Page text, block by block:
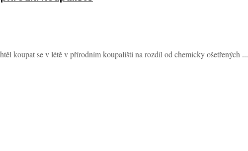
koupat se v létě v přírodním koupališti na rozdíl od chemicky ošetřených ...